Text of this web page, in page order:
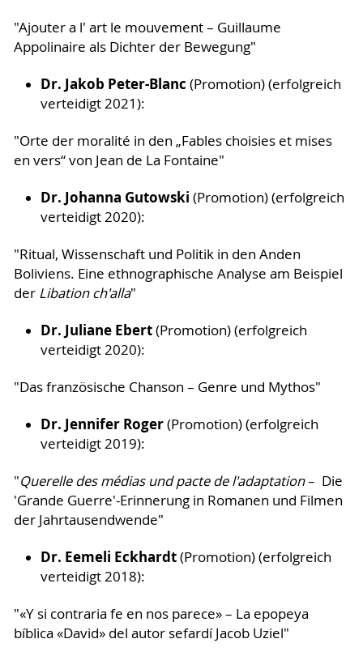
"Ajouter a l' art le mouvement – Guillaume
Appolinaire als Dichter der Bewegung"
Dr. Jakob Peter-Blanc (Promotion) (erfolgreich
verteidigt 2021):
"Orte der moralité in den „Fables choisies et mises
en vers“ von Jean de La Fontaine"
Dr. Johanna Gutowski (Promotion) (erfolgreich
verteidigt 2020):
"Ritual, Wissenschaft und Politik in den Anden
Boliviens. Eine ethnographische Analyse am Beispiel
der Libation ch'alla"
Dr. Juliane Ebert(Promotion) (erfolgreich
verteidigt 2020):
"Das französische Chanson – Genre und Mythos"
Dr. Jennifer Roger(Promotion) (erfolgreich
verteidigt 2019):
"Querelle des médias und pacte de l'adaptation– Die
'Grande Guerre'-Erinnerung in Romanen und Filmen
der Jahrtausendwende"
Dr. Eemeli Eckhardt(Promotion) (erfolgreich
verteidigt 2018):
"«Y si contraria fe en nos parece» – La epopeya
bíblica «David» del autor sefardí Jacob Uziel"